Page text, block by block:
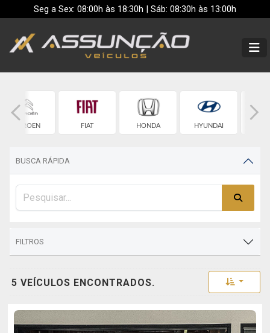
Seg a Sex: 08:00h às 18:30h | Sáb: 08:30h às 13:00h
CITROEN FIAT HONDA HYUNDAI
BUSCA RÁPIDA
FILTROS
5 VEÍCULOS ENCONTRADOS. Toggle